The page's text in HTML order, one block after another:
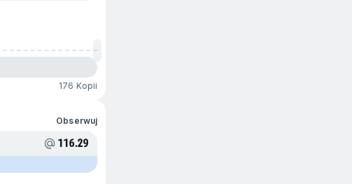
176 Kopii
Obserwuj
116.29